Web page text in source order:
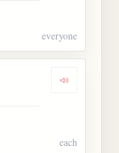
everyone
Dengarkan
each